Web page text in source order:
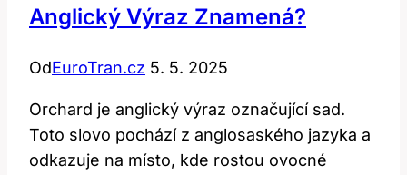
Anglický Výraz Znamená?
OdEuroTran.cz 5. 5. 2025
Orchard je anglický výraz označující sad.
Toto slovo pochází z anglosaského jazyka a
odkazuje na místo, kde rostou ovocné